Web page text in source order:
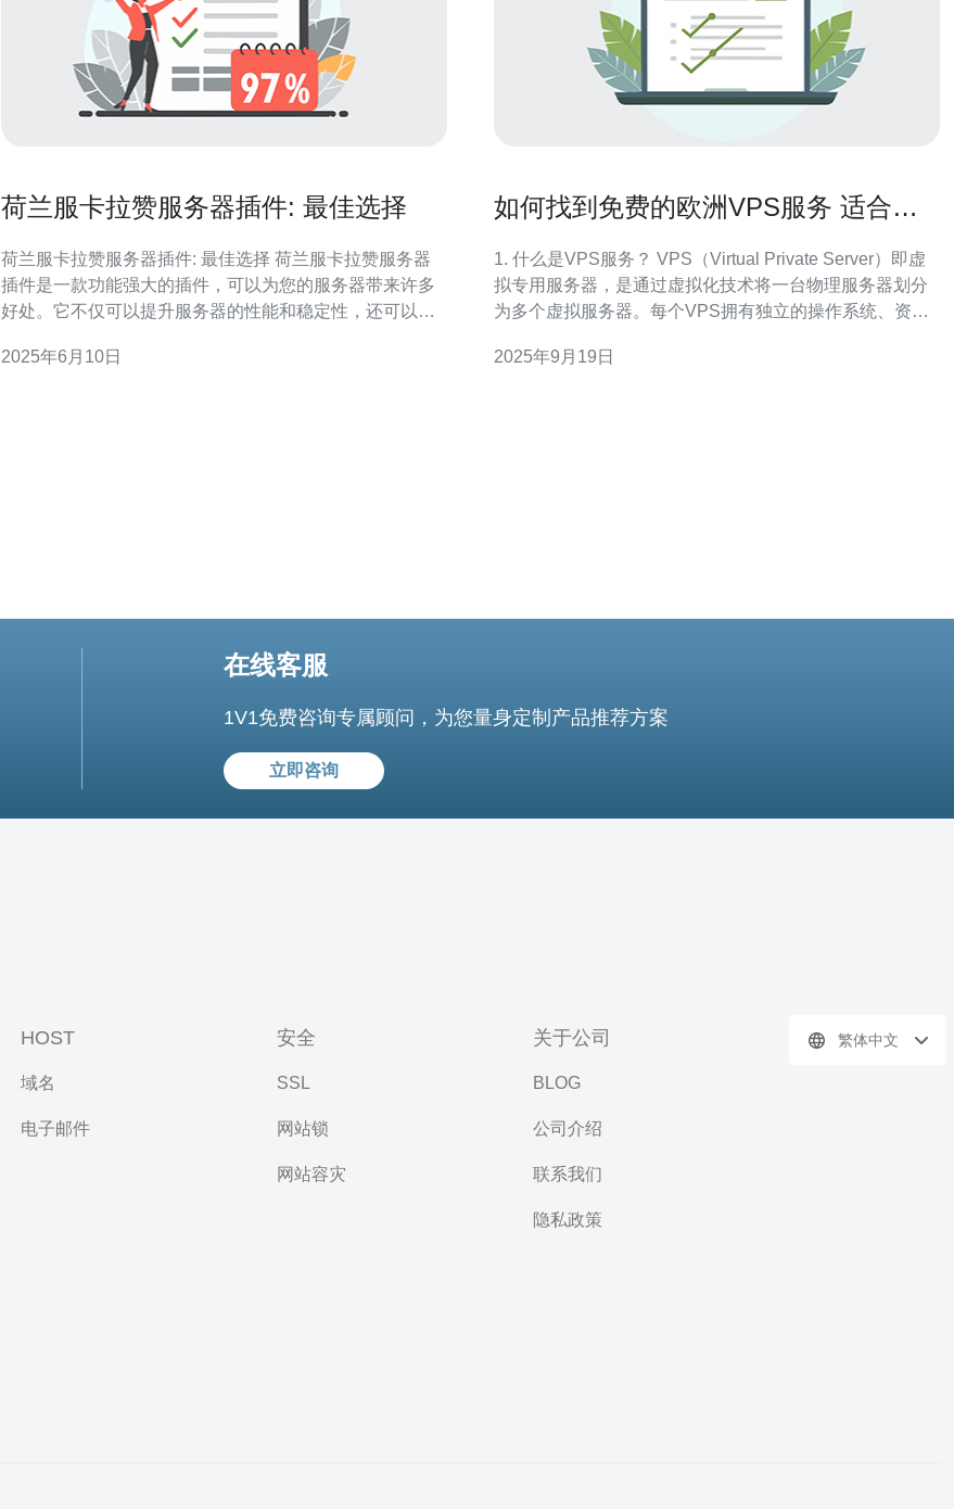
荷兰服卡拉赞服务器插件: 最佳选择
荷兰服卡拉赞服务器插件: 最佳选择 荷兰服卡拉赞服务器
插件是一款功能强大的插件，可以为您的服务器带来许多
好处。它不仅可以提升服务器的性能和稳定性，还可以增
富的功能和灵活的配置选项，可以满足不同服务器的需
2025年6月10日
如何找到免费的欧洲VPS服务 适合新
1. 什么是VPS服务？ VPS（Virtual Private Server）即虚
拟专用服务器，是通过虚拟化技术将一台物理服务器划分
为多个虚拟服务器。每个VPS拥有独立的操作系统、资源
需要一定资源和控制权限的用户，比如开发人员、网站管
2025年9月19日
在线客服
1V1免费咨询专属顾问，为您量身定制产品推荐方案
立即咨询
HOST
域名
电子邮件
安全
SSL
网站锁
网站容灾
关于公司
BLOG
公司介绍
联系我们
隐私政策
繁体中文